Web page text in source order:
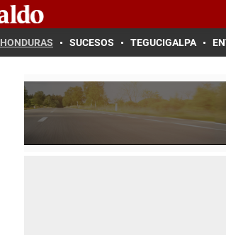
HONDURAS SUCESOS TEGUCIGALPA